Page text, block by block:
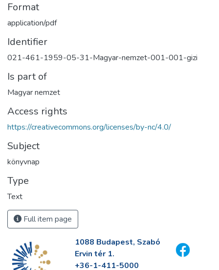
Format
application/pdf
Identifier
021-461-1959-05-31-Magyar-nemzet-001-001-gizi
Is part of
Magyar nemzet
Access rights
https://creativecommons.org/licenses/by-nc/4.0/
Subject
könyvnap
Type
Text
Full item page
1088 Budapest, Szabó
Ervin tér 1.
+36-1-411-5000